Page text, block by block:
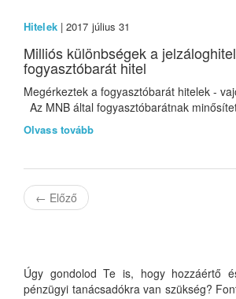
Hitelek| 2017 július 31
Milliós különbségek a
fogyasztóbarát hitel
Megérkeztek a fogyasztóbarát hitelek -
Az MNB által fogyasztóbarátnak
Olvass tovább
← Előző
Úgy gondolod Te is, hogy hozzáértő
pénzügyi tanácsadókra van szükség?